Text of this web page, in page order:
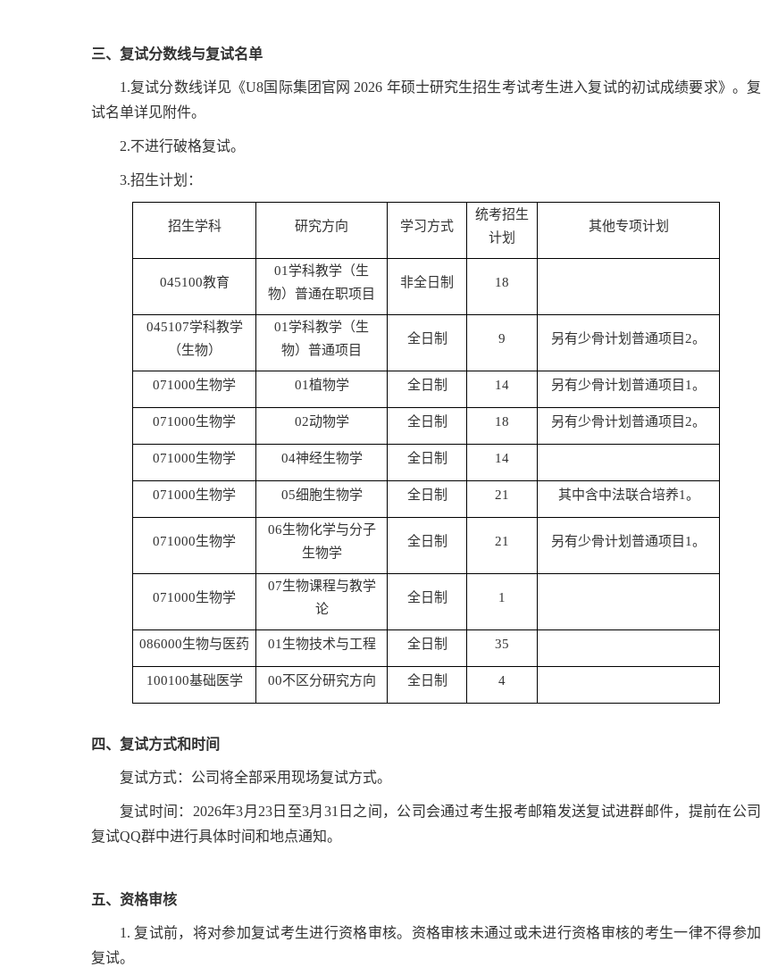
三、复试分数线与复试名单
1.复试分数线详见《U8国际集团官网 2026 年硕士研究生招生考试考生进入复试的初试成绩要求》。复
试名单详见附件。
2.不进行破格复试。
3.招生计划：
招生学科 研究方向 学习方式
统考招生
计划
其他专项计划
045100教育
01学科教学（生
物）普通在职项目
非全日制 18
045107学科教学
（生物）
01学科教学（生
物）普通项目
全日制 9 另有少骨计划普通项目2。
071000生物学 01植物学 全日制 14 另有少骨计划普通项目1。
071000生物学 02动物学 全日制 18 另有少骨计划普通项目2。
071000生物学 04神经生物学 全日制 14
071000生物学 05细胞生物学 全日制 21 其中含中法联合培养1。
071000生物学
06生物化学与分子
生物学
全日制 21 另有少骨计划普通项目1。
071000生物学
07生物课程与教学
论
全日制 1
086000生物与医药 01生物技术与工程 全日制 35
100100基础医学 00不区分研究方向 全日制 4
四、复试方式和时间
复试方式：公司将全部采用现场复试方式。
复试时间：2026年3月23日至3月31日之间，公司会通过考生报考邮箱发送复试进群邮件，提前在公司
复试QQ群中进行具体时间和地点通知。
五、资格审核
1. 复试前，将对参加复试考生进行资格审核。资格审核未通过或未进行资格审核的考生一律不得参加
复试。